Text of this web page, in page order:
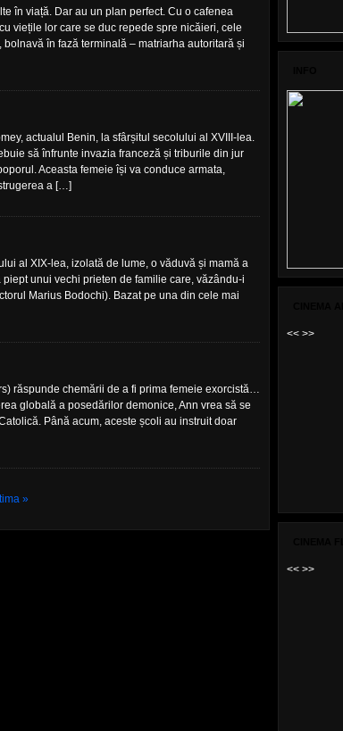
în viață. Dar au un plan perfect. Cu o cafenea
viețile lor care se duc repede spre nicăieri, cele
în fază terminală – matriarha autoritară și
actualul Benin, la sfârșitul secolului al XVIII-lea.
să înfrunte invazia franceză și triburile din jur
Aceasta femeie își va conduce armata,
a […]
al XIX-lea, izolată de lume, o văduvă și mamă a
unui vechi prieten de familie care, văzându-i
Marius Bodochi). Bazat pe una din cele mai
răspunde chemării de a fi prima femeie exorcistă…
globală a posedărilor demonice, Ann vrea să se
Până acum, aceste școli au instruit doar
»
<< >>
<< >>